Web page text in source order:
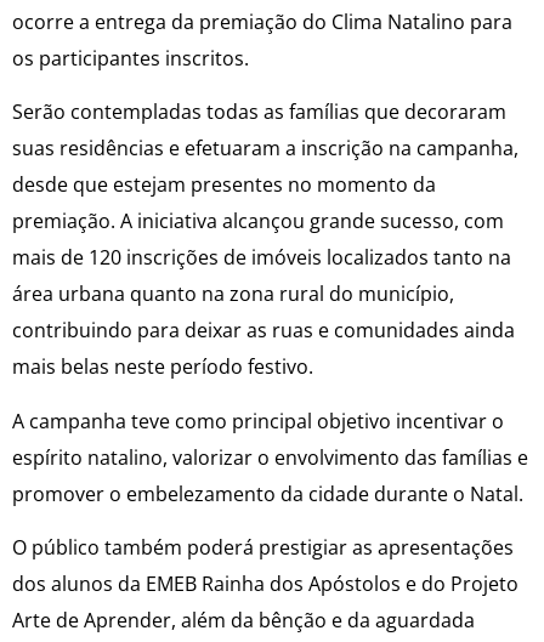
ocorre a entrega da premiação do Clima Natalino para
os participantes inscritos.
Serão contempladas todas as famílias que decoraram
suas residências e efetuaram a inscrição na campanha,
desde que estejam presentes no momento da
premiação. A iniciativa alcançou grande sucesso, com
mais de 120 inscrições de imóveis localizados tanto na
área urbana quanto na zona rural do município,
contribuindo para deixar as ruas e comunidades ainda
mais belas neste período festivo.
A campanha teve como principal objetivo incentivar o
espírito natalino, valorizar o envolvimento das famílias e
promover o embelezamento da cidade durante o Natal.
O público também poderá prestigiar as apresentações
dos alunos da EMEB Rainha dos Apóstolos e do Projeto
Arte de Aprender, além da bênção e da aguardada